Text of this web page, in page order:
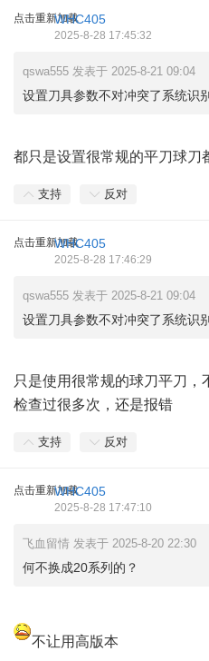
点击重新加载WHC405
2025-8-28 17:45:32
qswa555 发表于 2025-8-21 09:04
设置刀具参数不对冲突了系统识
都只是设置很常规的平刀球刀
支持 反对
点击重新加载WHC405
2025-8-28 17:46:29
qswa555 发表于 2025-8-21 09:04
设置刀具参数不对冲突了系统识
只是使用很常规的球刀平刀
检查过很多次，还是报错
支持 反对
点击重新加载WHC405
2025-8-28 17:47:10
飞血留情 发表于 2025-8-20 22:30
何不换成20系列的？
不让用高版本